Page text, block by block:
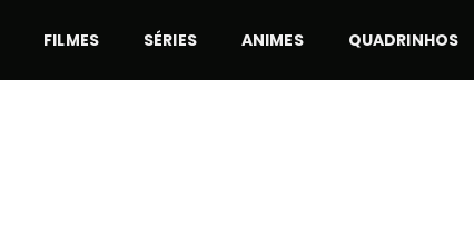
FILMES SÉRIES ANIMES QUADRINHOS